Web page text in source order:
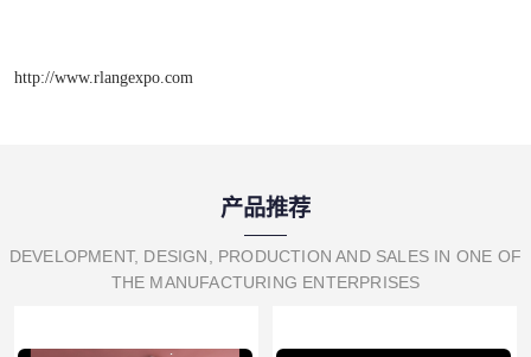
http://www.rlangexpo.com
产品推荐
DEVELOPMENT, DESIGN, PRODUCTION AND SALES IN ONE OF
THE MANUFACTURING ENTERPRISES